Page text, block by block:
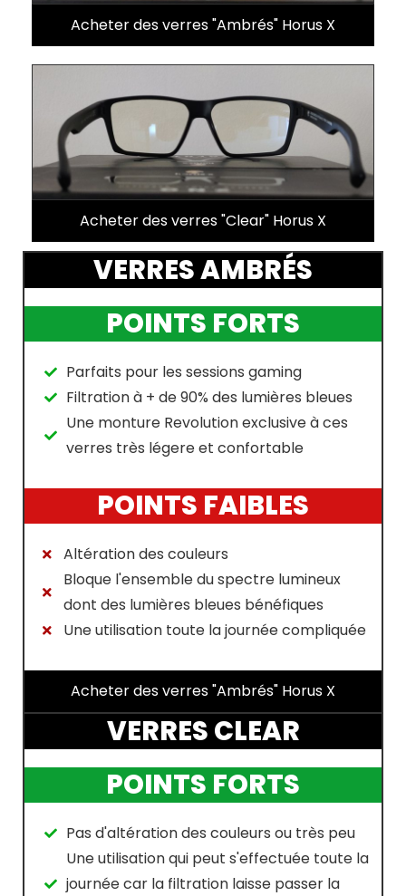
Acheter des verres "Ambrés" Horus X
Acheter des verres "Clear" Horus X
VERRES AMBRÉS
POINTS FORTS
Parfaits pour les sessions gaming
Filtration à + de 90% des lumières bleues
Une monture Revolution exclusive à ces
verres très légere et confortable
POINTS FAIBLES
Altération des couleurs
Bloque l'ensemble du spectre lumineux
dont des lumières bleues bénéfiques
Une utilisation toute la journée compliquée
Acheter des verres "Ambrés" Horus X
VERRES CLEAR
POINTS FORTS
Pas d'altération des couleurs ou très peu
Une utilisation qui peut s'effectuée toute la
journée car la filtration laisse passer la